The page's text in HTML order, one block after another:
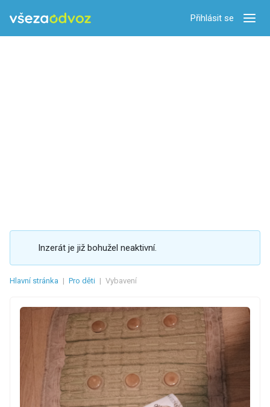
Přihlásit se
Inzerát je již bohužel neaktivní.
Hlavní stránka | Pro děti | Vybavení